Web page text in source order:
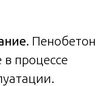
Пенобетон
процессе